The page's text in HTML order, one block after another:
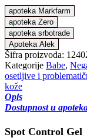
apoteka Markfarm
apoteka Zero
apoteka srbotrade
Apoteka Alek
Šifra proizvoda:
Kategorije Babe,
osetljive i
kože
Opis
Dostupnost u
Spot Control Gel